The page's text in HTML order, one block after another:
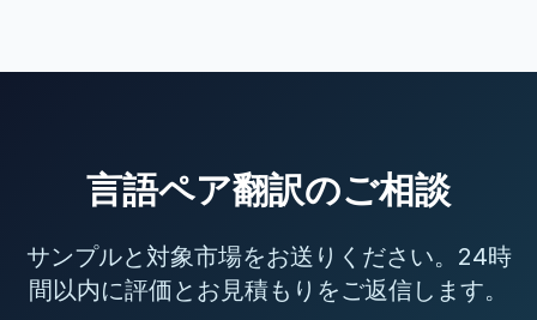
言語ペア翻訳のご相談
サンプルと対象市場をお送りください。24時
間以内に評価とお見積もりをご返信します。